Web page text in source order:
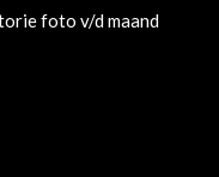
foto v/d maand